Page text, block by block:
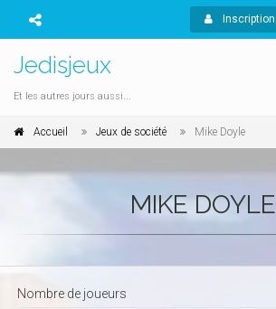
Inscription
Jedisjeux
Et les autres jours aussi...
Accueil Jeux de société Mike Doyle
MIKE DOYLE
Nombre de joueurs